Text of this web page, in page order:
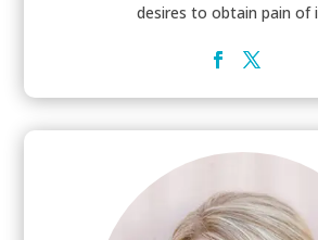
desires to obtain pain of